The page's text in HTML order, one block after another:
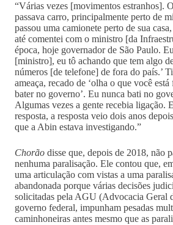
“Várias vezes [movimentos estranhos].
passava carro, principalmente perto de
passou uma camionete perto de sua
até comentei com o ministro [da
época, hoje governador de São Paulo.
[ministro], eu tô achando que tem algo
números [de telefone] de fora do país.’
ameaça, recado de ‘olha o que você
bater no governo’. Eu nunca bati no
Algumas vezes a gente recebia ligação.
resposta, a resposta veio dois anos
que a Abin estava investigando.”
Chorão disse que, depois de 2018, não
nenhuma paralisação. Ele contou que,
uma articulação com vistas a uma
abandonada porque várias decisões
solicitadas pela AGU (Advocacia Geral
governo federal, impunham pesadas
caminhoneiras antes mesmo que as